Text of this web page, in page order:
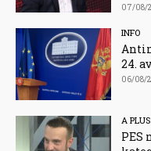
07/08/
INFO
24.
06/08/
A
PES